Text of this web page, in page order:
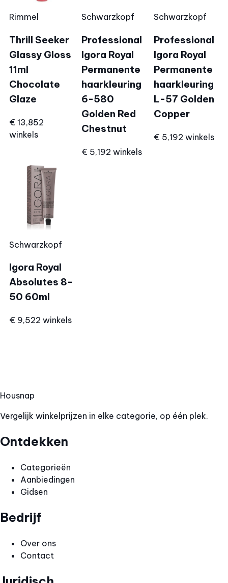
Rimmel
Thrill Seeker
Glassy Gloss
11ml
Chocolate
Glaze
€ 13,852
winkels
Schwarzkopf
Professional
Igora Royal
Permanente
haarkleuring
6-580
Golden Red
Chestnut
€ 5,192 winkels
Schwarzkopf
Professional
Igora Royal
Permanente
haarkleuring
L-57 Golden
Copper
€ 5,192 winkels
Schwarzkopf
Igora Royal
Absolutes 8-
50 60ml
€ 9,522 winkels
Housnap
Vergelijk winkelprijzen in elke categorie, op één plek.
Ontdekken
Categorieën
Aanbiedingen
Gidsen
Bedrijf
Over ons
Contact